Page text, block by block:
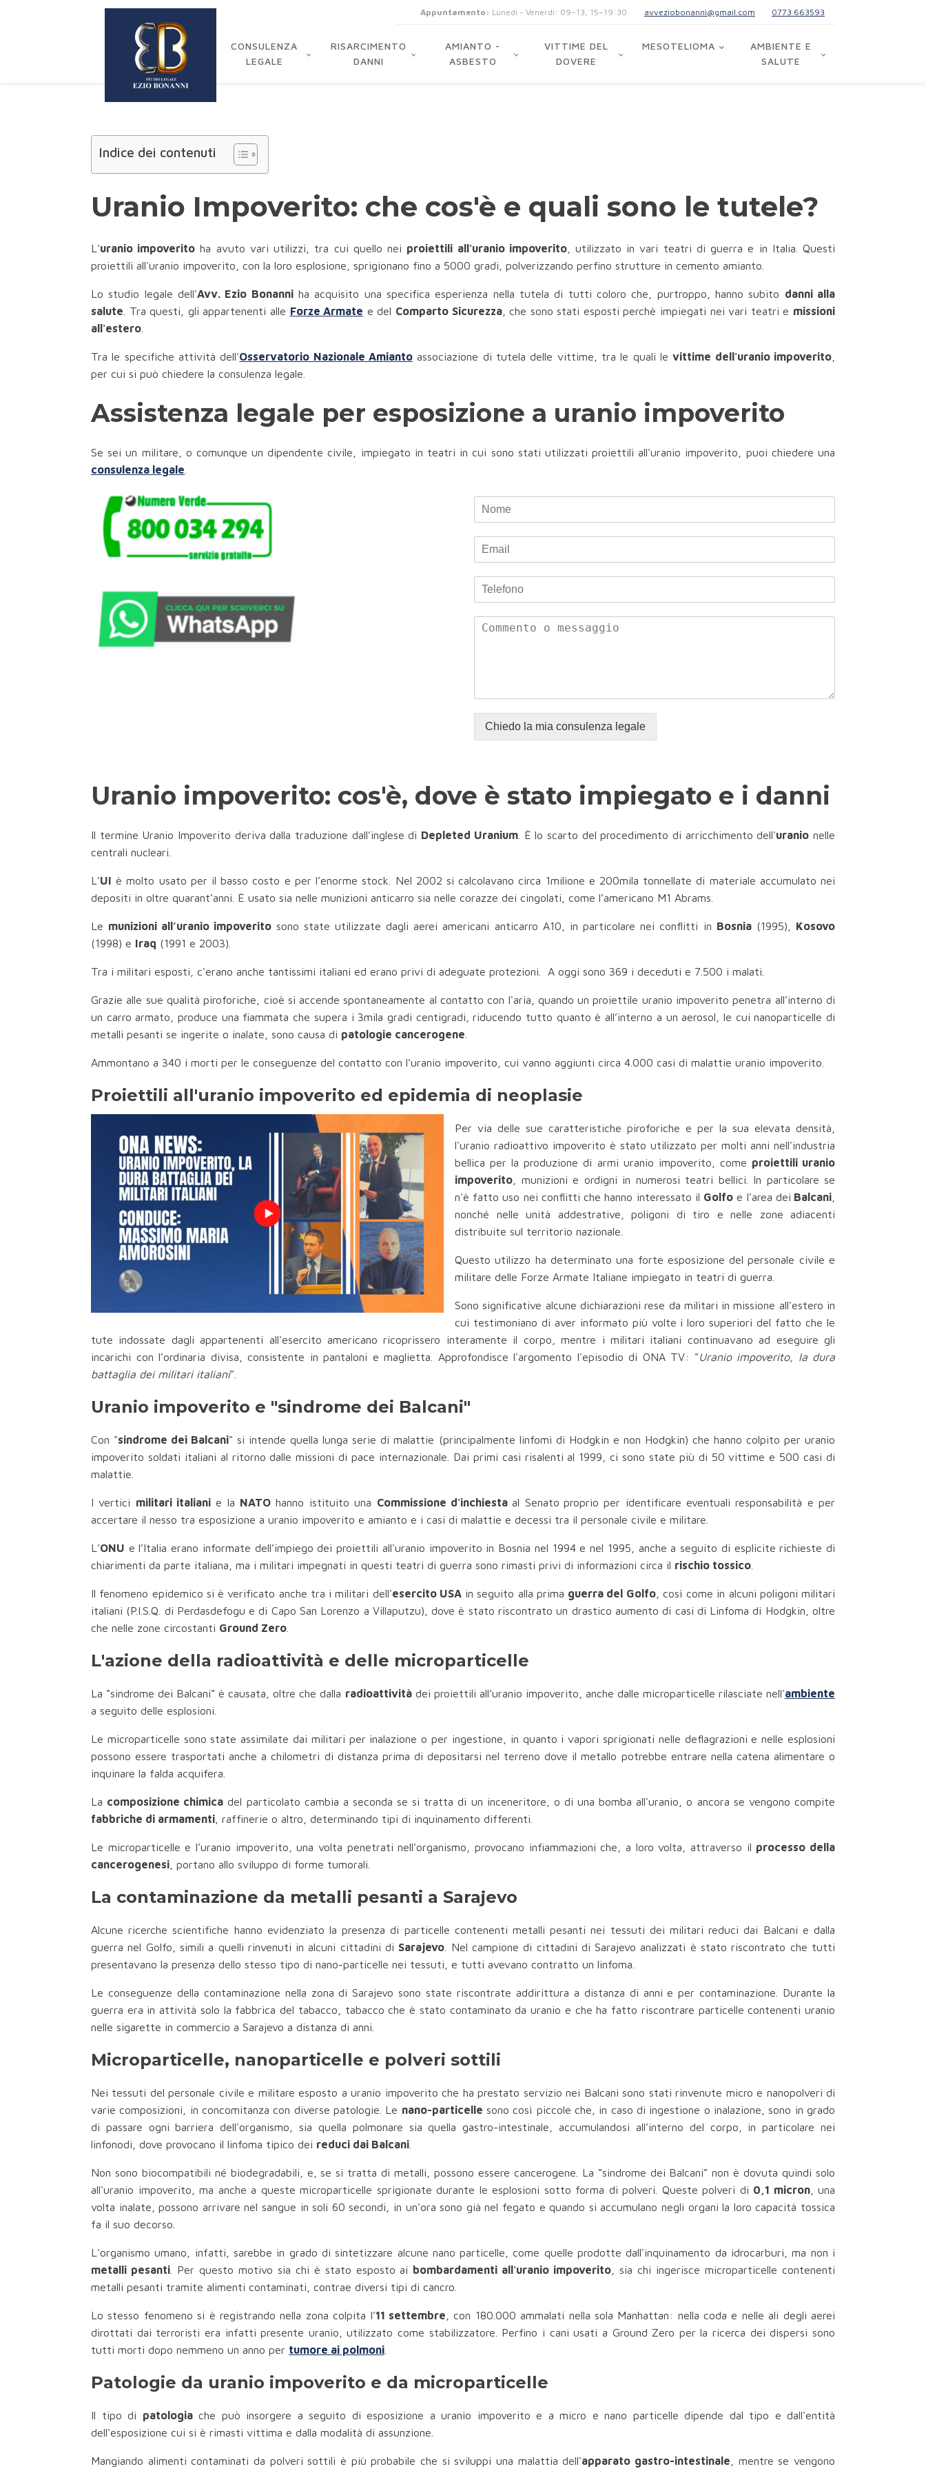
Appuntamento: Lunedi - Venerdi: 09–13, 15–19:30 avveziobonanni@gmail.com 0773 663593
CONSULENZA
LEGALE
RISARCIMENTO
DANNI
AMIANTO -
ASBESTO
VITTIME DEL
DOVERE
MESOTELIOMA
AMBIENTE E
SALUTE
Indice dei contenuti
Uranio Impoverito: che cos'è e quali sono le tutele?
L'uranio impoverito ha avuto vari utilizzi, tra cui quello nei proiettili all'uranio impoverito, utilizzato in vari teatri di guerra e in Italia. Questi
proiettili all'uranio impoverito, con la loro esplosione, sprigionano fino a 5000 gradi, polverizzando perfino strutture in cemento amianto.
Lo studio legale dell'Avv. Ezio Bonanniha acquisito una specifica esperienza nella tutela di tutti coloro che, purtroppo, hanno subito danni alla
salute . Tra questi, gli appartenenti alle Forze Armate e del Comparto Sicurezza, che sono stati esposti perchè impiegati nei vari teatri e missioni
all'estero
Tra le specifiche attività dell'Osservatorio Nazionale Amianto associazione di tutela delle vittime, tra le quali levittime dell'uranio impoverito
per cui si può chiedere la consulenza legale.
Assistenza legale per esposizione a uranio impoverito
Se sei un militare, o comunque un dipendente civile, impiegato in teatri in cui sono stati utilizzati proiettili all'uranio impoverito, puoi chiedere una
consulenza legale
Chiedo la mia consulenza legale
Uranio impoverito: cos'è, dove è stato impiegato e i danni
Il termine Uranio Impoverito deriva dalla traduzione dall’inglese di Depleted Uranium. È lo scarto del procedimento di arricchimento dell'uranio nelle
centrali nucleari.
L’UI è molto usato per il basso costo e per l’enorme stock. Nel 2002 si calcolavano circa 1milione e 200mila tonnellate di materiale accumulato nei
depositi in oltre quarant’anni. È usato sia nelle munizioni anticarro sia nelle corazze dei cingolati, come l’americano M1 Abrams.
Le munizioni all’uranio impoverito sono state utilizzate dagli aerei americani anticarro A10, in particolare nei conflitti in Bosnia(1995), Kosovo
(1998) e Iraq (1991 e 2003).
Tra i militari esposti, c'erano anche tantissimi italiani ed erano privi di adeguate protezioni. A oggi sono 369 i deceduti e 7.500 i malati.
Grazie alle sue qualità piroforiche, cioè si accende spontaneamente al contatto con l'aria, quando un proiettile uranio impoverito penetra all’interno di
un carro armato, produce una fiammata che supera i 3mila gradi centigradi, riducendo tutto quanto è all’interno a un aerosol, le cui nanoparticelle di
metalli pesanti se ingerite o inalate, sono causa di patologie cancerogene
Ammontano a 340 i morti per le conseguenze del contatto con l’uranio impoverito, cui vanno aggiunti circa 4.000 casi di malattie uranio impoverito.
Proiettili all'uranio impoverito ed epidemia di neoplasie
Per via delle sue caratteristiche piroforiche e per la sua elevata densità,
l'uranio radioattivo impoverito è stato utilizzato per molti anni nell'industria
bellica per la produzione di armi uranio impoverito, come proiettili uranio
impoverito , munizioni e ordigni in numerosi teatri bellici. In particolare se
n'è fatto uso nei conflitti che hanno interessato il Golfo e l’area dei Balcani
nonché nelle unità addestrative, poligoni di tiro e nelle zone adiacenti
distribuite sul territorio nazionale.
Questo utilizzo ha determinato una forte esposizione del personale civile e
militare delle Forze Armate Italiane impiegato in teatri di guerra.
Sono significative alcune dichiarazioni rese da militari in missione all'estero in
cui testimoniano di aver informato più volte i loro superiori del fatto che le
tute indossate dagli appartenenti all'esercito americano ricoprissero interamente il corpo, mentre i militari italiani continuavano ad eseguire gli
incarichi con l’ordinaria divisa, consistente in pantaloni e maglietta. Approfondisce l'argomento l'episodio di ONA TV: "Uranio impoverito, la dura
battaglia dei militari italiani".
Uranio impoverito e "sindrome dei Balcani"
Con "sindrome dei Balcani" si intende quella lunga serie di malattie (principalmente linfomi di Hodgkin e non Hodgkin) che hanno colpito per uranio
impoverito soldati italiani al ritorno dalle missioni di pace internazionale. Dai primi casi risalenti al 1999, ci sono state più di 50 vittime e 500 casi di
malattie.
I vertici militari italiani e la NATO hanno istituito una Commissione d'inchiestaal Senato proprio per identificare eventuali responsabilità e per
accertare il nesso tra esposizione a uranio impoverito e amianto e i casi di malattie e decessi tra il personale civile e militare.
L’ONU e l’Italia erano informate dell’impiego dei proiettili all'uranio impoverito in Bosnia nel 1994 e nel 1995, anche a seguito di esplicite richieste di
chiarimenti da parte italiana, ma i militari impegnati in questi teatri di guerra sono rimasti privi di informazioni circa il rischio tossico
Il fenomeno epidemico si è verificato anche tra i militari dell'esercito USAin seguito alla prima guerra del Golfo, così come in alcuni poligoni militari
italiani (P.I.S.Q. di Perdasdefogu e di Capo San Lorenzo a Villaputzu), dove è stato riscontrato un drastico aumento di casi di Linfoma di Hodgkin, oltre
che nelle zone circostanti Ground Zero
L'azione della radioattività e delle microparticelle
La “sindrome dei Balcani” è causata, oltre che dalla radioattivitàdei proiettili all’uranio impoverito, anche dalle microparticelle rilasciate nell'ambiente
a seguito delle esplosioni.
Le microparticelle sono state assimilate dai militari per inalazione o per ingestione, in quanto i vapori sprigionati nelle deflagrazioni e nelle esplosioni
possono essere trasportati anche a chilometri di distanza prima di depositarsi nel terreno dove il metallo potrebbe entrare nella catena alimentare o
inquinare la falda acquifera.
La composizione chimica del particolato cambia a seconda se si tratta di un inceneritore, o di una bomba all'uranio, o ancora se vengono compite
fabbriche di armamenti , raffinerie o altro, determinando tipi di inquinamento differenti.
Le microparticelle e l’uranio impoverito, una volta penetrati nell’organismo, provocano infiammazioni che, a loro volta, attraverso il processo della
cancerogenesi , portano allo sviluppo di forme tumorali.
La contaminazione da metalli pesanti a Sarajevo
Alcune ricerche scientifiche hanno evidenziato la presenza di particelle contenenti metalli pesanti nei tessuti dei militari reduci dai Balcani e dalla
guerra nel Golfo, simili a quelli rinvenuti in alcuni cittadini di Sarajevo . Nel campione di cittadini di Sarajevo analizzati è stato riscontrato che tutti
presentavano la presenza dello stesso tipo di nano-particelle nei tessuti, e tutti avevano contratto un linfoma.
Le conseguenze della contaminazione nella zona di Sarajevo sono state riscontrate addirittura a distanza di anni e per contaminazione. Durante la
guerra era in attività solo la fabbrica del tabacco, tabacco che è stato contaminato da uranio e che ha fatto riscontrare particelle contenenti uranio
nelle sigarette in commercio a Sarajevo a distanza di anni.
Microparticelle, nanoparticelle e polveri sottili
Nei tessuti del personale civile e militare esposto a uranio impoverito che ha prestato servizio nei Balcani sono stati rinvenute micro e nanopolveri di
varie composizioni, in concomitanza con diverse patologie. Le nano-particelle sono così piccole che, in caso di ingestione o inalazione, sono in grado
di passare ogni barriera dell'organismo, sia quella polmonare sia quella gastro-intestinale, accumulandosi all’interno del corpo, in particolare nei
linfonodi, dove provocano il linfoma tipico dei reduci dai Balcani
Non sono biocompatibili né biodegradabili, e, se si tratta di metalli, possono essere cancerogene. La “sindrome dei Balcani” non è dovuta quindi solo
all'uranio impoverito, ma anche a queste microparticelle sprigionate durante le esplosioni sotto forma di polveri. Queste polveri di 0,1 micron, una
volta inalate, possono arrivare nel sangue in soli 60 secondi, in un'ora sono già nel fegato e quando si accumulano negli organi la loro capacità tossica
fa il suo decorso.
L'organismo umano, infatti, sarebbe in grado di sintetizzare alcune nano particelle, come quelle prodotte dall'inquinamento da idrocarburi, ma non i
metalli pesanti. Per questo motivo sia chi è stato esposto ai bombardamenti all'uranio impoverito , sia chi ingerisce microparticelle contenenti
metalli pesanti tramite alimenti contaminati, contrae diversi tipi di cancro.
Lo stesso fenomeno si è registrando nella zona colpita l’11 settembre , con 180.000 ammalati nella sola Manhattan: nella coda e nelle ali degli aerei
dirottati dai terroristi era infatti presente uranio, utilizzato come stabilizzatore. Perfino i cani usati a Ground Zero per la ricerca dei dispersi sono
tutti morti dopo nemmeno un anno per tumore ai polmoni
Patologie da uranio impoverito e da microparticelle
Il tipo di patologiache può insorgere a seguito di esposizione a uranio impoverito e a micro e nano particelle dipende dal tipo e dall'entità
dell'esposizione cui si è rimasti vittima e dalla modalità di assunzione.
Mangiando alimenti contaminati da polveri sottili è più probabile che si sviluppi una malattia dell'apparato gastro-intestinale , mentre se vengono